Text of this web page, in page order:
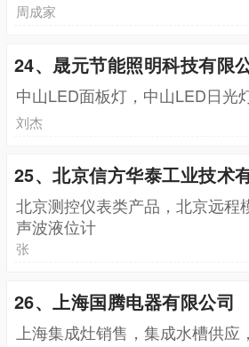
周成家
24、晟元节能照明科技有限
中山LED面板灯，中山LED日光
刘杰
25、北京信方华泰工业技术
北京测控仪表类产品，北京远程
声波液位计
张
26、上海国腾电器有限公司
上海集成灶销售，集成水槽供应